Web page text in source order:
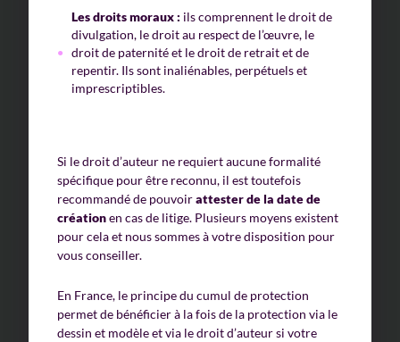
Les droits moraux : ils comprennent le droit de
divulgation, le droit au respect de l’œuvre, le
droit de paternité et le droit de retrait et de
repentir. Ils sont inaliénables, perpétuels et
imprescriptibles.
Si le droit d’auteur ne requiert aucune formalité
spécifique pour être reconnu, il est toutefois
recommandé de pouvoirattester de la date de
créationen cas de litige. Plusieurs moyens existent
pour cela et nous sommes à votre disposition pour
vous conseiller.
En France, le principe du cumul de protection
permet de bénéficier à la fois de la protection via le
dessin et modèle et via le droit d’auteur si votre